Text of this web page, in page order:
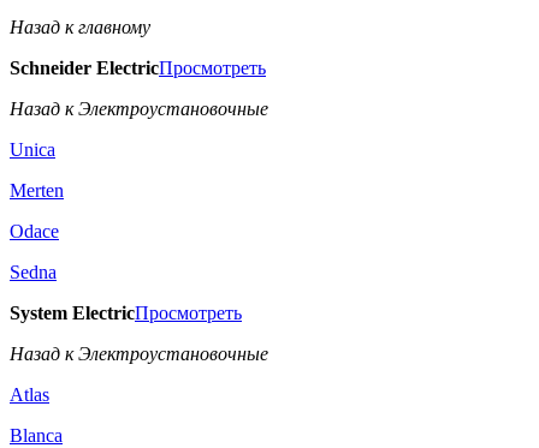
Назад к главному
Schneider ElectricПросмотреть
Назад к Электроустановочные
Unica
Merten
Odace
Sedna
System ElectricПросмотреть
Назад к Электроустановочные
Atlas
Blanca